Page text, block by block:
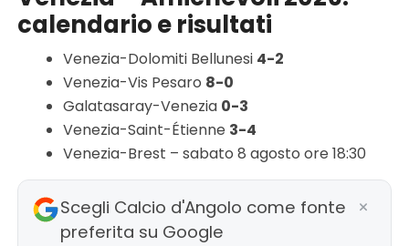
calendario e risultati
Venezia-Dolomiti Bellunesi 4-2
Venezia-Vis Pesaro 8-0
Galatasaray-Venezia 0-3
Venezia-Saint-Étienne 3-4
Venezia-Brest – sabato 8 agosto ore 18:30
Scegli Calcio d'Angolo come fonte
preferita su Google